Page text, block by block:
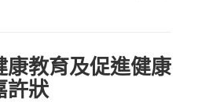
康教育及促進健康
許狀